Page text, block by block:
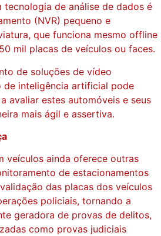
tecnologia de análise de dados é
(NVR) pequeno e
que funciona mesmo offline
mil placas de veículos ou faces.
de soluções de vídeo
inteligência artificial pode
avaliar estes automóveis e seus
mais ágil e assertiva.
veículos ainda oferece outras
de estacionamentos
das placas dos veículos
policiais, tornando a
geradora de provas de delitos,
como provas judiciais